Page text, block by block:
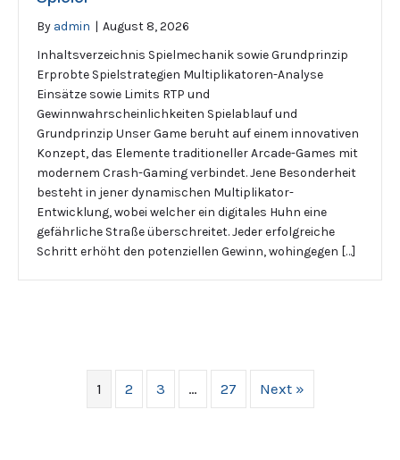
By admin | August 8, 2026
Inhaltsverzeichnis Spielmechanik sowie Grundprinzip
Erprobte Spielstrategien Multiplikatoren-Analyse
Einsätze sowie Limits RTP und
Gewinnwahrscheinlichkeiten Spielablauf und
Grundprinzip Unser Game beruht auf einem innovativen
Konzept, das Elemente traditioneller Arcade-Games mit
modernem Crash-Gaming verbindet. Jene Besonderheit
besteht in jener dynamischen Multiplikator-
Entwicklung, wobei welcher ein digitales Huhn eine
gefährliche Straße überschreitet. Jeder erfolgreiche
Schritt erhöht den potenziellen Gewinn, wohingegen […]
1 2 3 … 27 Next »